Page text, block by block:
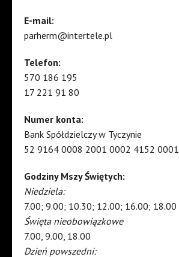
E-mail:
parherm@intertele.pl
Telefon:
570 186 195
17 221 91 80
Numer konta:
Bank Spółdzielczy w Tyczynie
52 9164 0008 2001 0002 4152 0001
Godziny Mszy Świętych:
Niedziela:
7.00; 9.00; 10.30; 12.00; 16.00; 18.00
Święta nieobowiązkowe
7.00, 9.00, 18.00
Dzień powszedni: